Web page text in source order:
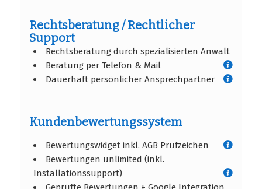
Rechtsberatung / Rechtlicher
Support
Rechtsberatung durch spezialisierten Anwalt
Beratung per Telefon & Mail
Dauerhaft persönlicher Ansprechpartner
Kundenbewertungssystem
Bewertungswidget inkl. AGB Prüfzeichen
Bewertungen unlimited (inkl.
Installationssupport)